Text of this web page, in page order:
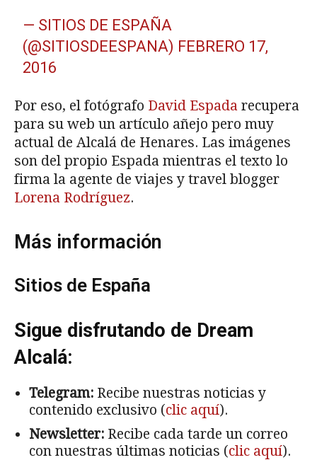
— SITIOS DE ESPAÑA
(@SITIOSDEESPANA) FEBRERO 17,
2016
Por eso, el fotógrafo David Espada recupera
para su web un artículo añejo pero muy
actual de Alcalá de Henares. Las imágenes
son del propio Espada mientras el texto lo
firma la agente de viajes y travel blogger
Lorena Rodríguez.
Más información
Sitios de España
Sigue disfrutando de Dream
Alcalá:
Telegram: Recibe nuestras noticias y
contenido exclusivo (clic aquí).
Newsletter: Recibe cada tarde un correo
con nuestras últimas noticias (clic aquí).